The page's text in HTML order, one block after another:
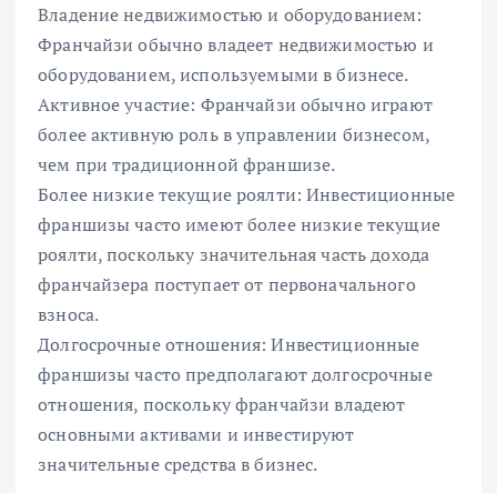
Владение недвижимостью и оборудованием:
Франчайзи обычно владеет недвижимостью и
оборудованием, используемыми в бизнесе.
Активное участие: Франчайзи обычно играют
более активную роль в управлении бизнесом,
чем при традиционной франшизе.
Более низкие текущие роялти: Инвестиционные
франшизы часто имеют более низкие текущие
роялти, поскольку значительная часть дохода
франчайзера поступает от первоначального
взноса.
Долгосрочные отношения: Инвестиционные
франшизы часто предполагают долгосрочные
отношения, поскольку франчайзи владеют
основными активами и инвестируют
значительные средства в бизнес.